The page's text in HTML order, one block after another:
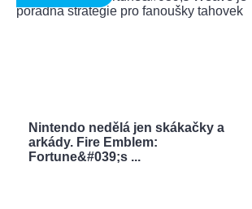
Nintendo nedělá jen skákačky a
arkády. Fire Emblem:
Fortune&#039;s ...